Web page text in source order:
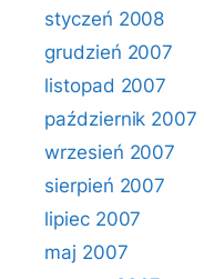
styczeń 2008
grudzień 2007
listopad 2007
październik 2007
wrzesień 2007
sierpień 2007
lipiec 2007
maj 2007